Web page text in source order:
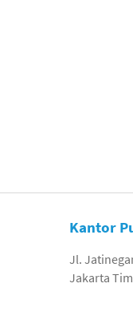
Kantor
Jl.
Jakarta